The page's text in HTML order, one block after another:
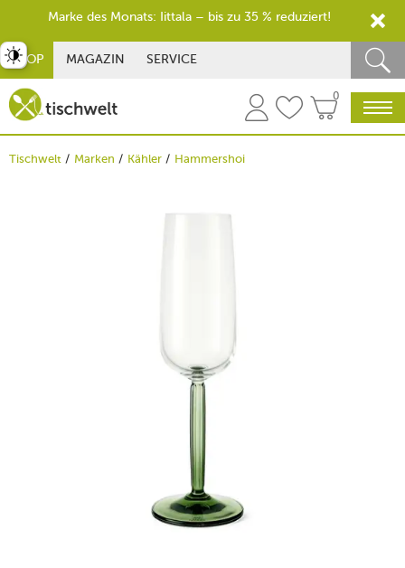
SHOP MAGAZIN SERVICE
0
Tischwelt Marken Kähler Hammershoi
umschalten
Marke des Monats: Iittala – bis zu 35 % reduziert!